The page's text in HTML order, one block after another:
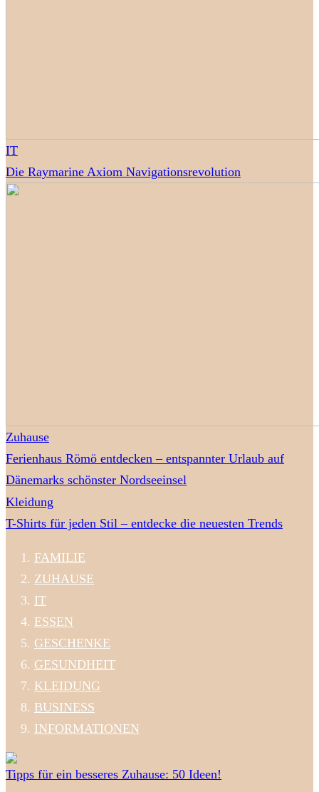
IT
Die Raymarine Axiom Navigationsrevolution
Zuhause
Ferienhaus Römö entdecken – entspannter Urlaub auf
Dänemarks schönster Nordseeinsel
Kleidung
T-Shirts für jeden Stil – entdecke die neuesten Trends
FAMILIE
ZUHAUSE
IT
ESSEN
GESCHENKE
GESUNDHEIT
KLEIDUNG
BUSINESS
INFORMATIONEN
Tipps für ein besseres Zuhause: 50 Ideen!